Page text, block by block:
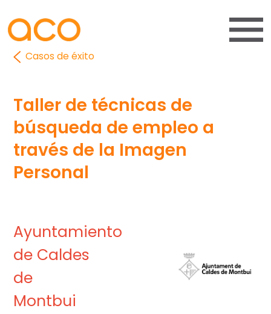
Casos de éxito
Taller de técnicas de
búsqueda de empleo a
través de la Imagen
Personal
Ayuntamiento
de Caldes
de
Montbui